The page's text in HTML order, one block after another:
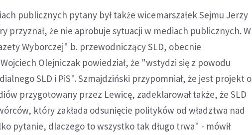
publicznych pytany był także wicemarszałek Sejmu Jerzy
przyznał, że nie aprobuje sytuacji w mediach publicznych. W
Wyborczej" b. przewodniczący SLD, obecnie
Olejniczak powiedział, że "wstydzi się z powodu
SLD i PiS". Szmajdziński przypomniał, że jest projekt o
przygotowany przez Lewicę, zadeklarował także, że SLD
który zakłada odsunięcie polityków od władztwa nad
pytanie, dlaczego to wszystko tak długo trwa" - mówił